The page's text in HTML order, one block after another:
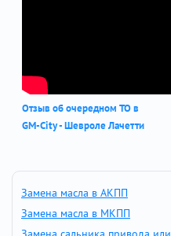
Отзыв об очередном ТО в
GM-City - Шевроле Лачетти
Замена масла в АКПП
Замена масла в МКПП